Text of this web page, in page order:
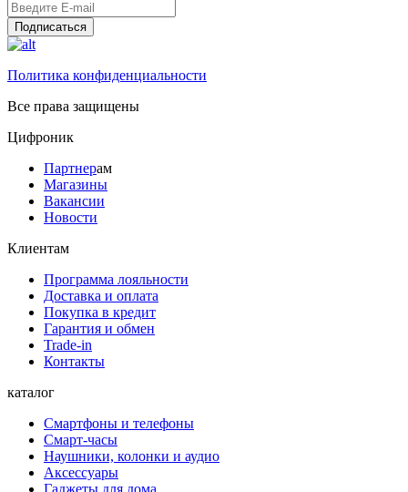
Подписаться
Политика конфиденциальности
Все права защищены
Цифроник
Партнерам
Магазины
Вакансии
Новости
Клиентам
Программа лояльности
Доставка и оплата
Покупка в кредит
Гарантия и обмен
Trade-in
Контакты
каталог
Смартфоны и телефоны
Смарт-часы
Наушники, колонки и аудио
Аксессуары
Гаджеты для дома